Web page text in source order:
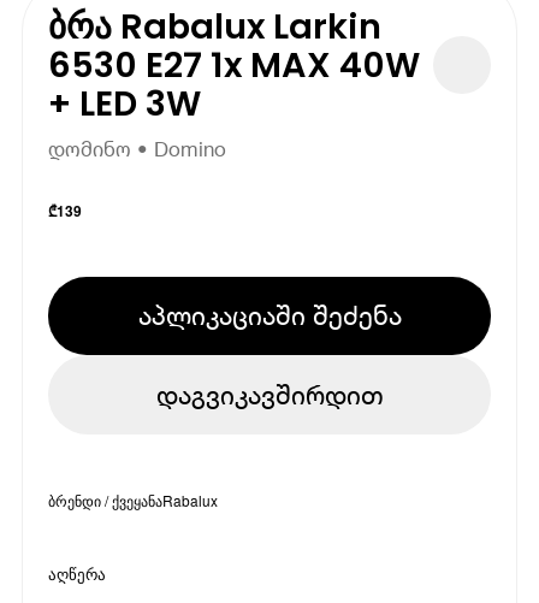
ბრა Rabalux Larkin
6530 E27 1x MAX 40W
+ LED 3W
დომინო • Domino
₾139
აპლიკაციაში შეძენა
დაგვიკავშირდით
ბრენდი / ქვეყანაRabalux
აღწერა